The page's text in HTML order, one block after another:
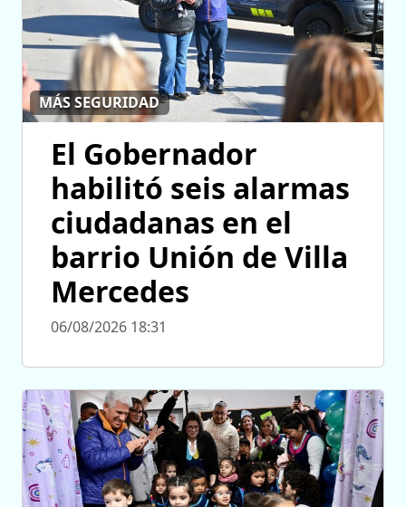
MÁS SEGURIDAD
El Gobernador
habilitó seis alarmas
ciudadanas en el
barrio Unión de Villa
Mercedes
06/08/2026 18:31